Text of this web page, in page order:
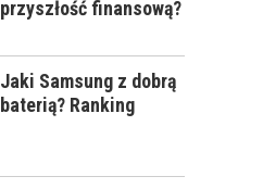
przyszłość finansową?
Jaki Samsung z dobrą
baterią? Ranking